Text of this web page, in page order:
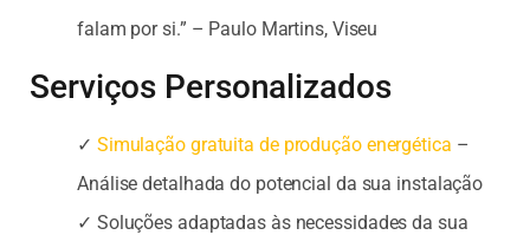
falam por si.” – Paulo Martins, Viseu
Serviços Personalizados
✓ Simulação gratuita de produção energética –
Análise detalhada do potencial da sua instalação
✓ Soluções adaptadas às necessidades da sua